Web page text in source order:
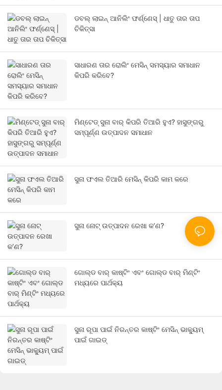
ଡବଲ୍ ଲାଇନ୍ ଆନିଲିଂ ଫର୍ଣ୍ଣେସ୍ | ଧାତୁ ତାର ତାପ
ଚିକିତ୍ସା
ସାଧାରଣ ତାର ରୋଲିଂ ମେସିନ୍ ସମସ୍ୟାର ସମାଧାନ
କିପରି କରିବେ?
ମିଣ୍ଟେଡ୍ ସୁନା ବାର୍ କିପରି ତିଆରି ହୁଏ? ହାସୁଙ୍ଗରୁ
ସମ୍ପୂର୍ଣ୍ଣ ଉତ୍ପାଦନ ସମାଧାନ
ସୁନା ଫଏଲ ତିଆରି ମେସିନ୍ କିପରି କାମ କରେ
ସୁନା ନୋଟ୍ ଉତ୍ପାଦନ ରେଖା କ’ଣ?
ଗୋଲ୍ଡ ବାର୍ କାଷ୍ଟିଂ ଏବଂ ଗୋଲ୍ଡ ବାର୍ ମିଣ୍ଟିଂ
ମଧ୍ୟରେ ପାର୍ଥକ୍ୟ
ସୁନା ରୂପା ପାଇଁ ନିରନ୍ତର କାଷ୍ଟିଂ ମେସିନ୍ ଭାକ୍ୟୁମ୍
ପାଇଁ ଗାଇଡ୍